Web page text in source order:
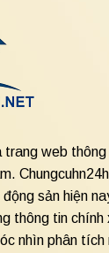
trang web
sản hiện
thông tin
nhìn phân tích